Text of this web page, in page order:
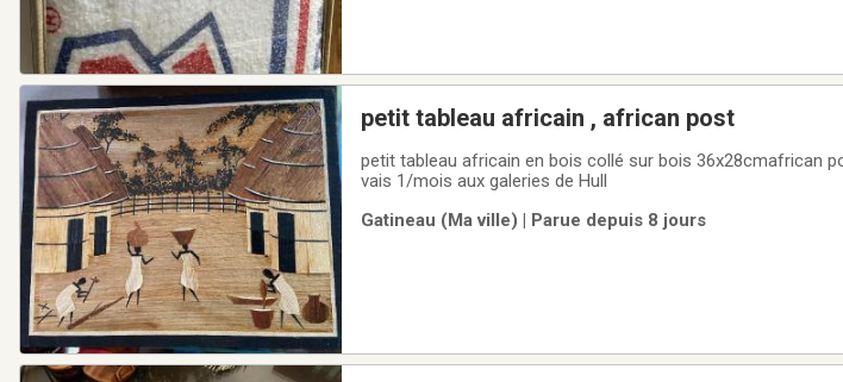
petit tableau africain , african post
petit tableau africain en bois collé sur bois 36x28cmafrican
vais 1/mois aux galeries de Hull
Gatineau (Ma ville) | Parue depuis 8 jours